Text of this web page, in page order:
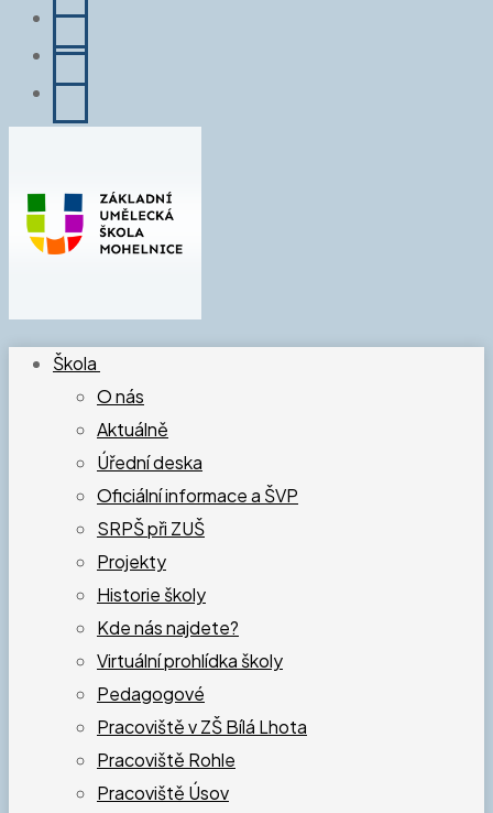
Škola
O nás
Aktuálně
Úřední deska
Oficiální informace a ŠVP
SRPŠ při ZUŠ
Projekty
Historie školy
Kde nás najdete?
Virtuální prohlídka školy
Pedagogové
Pracoviště v ZŠ Bílá Lhota
Pracoviště Rohle
Pracoviště Úsov